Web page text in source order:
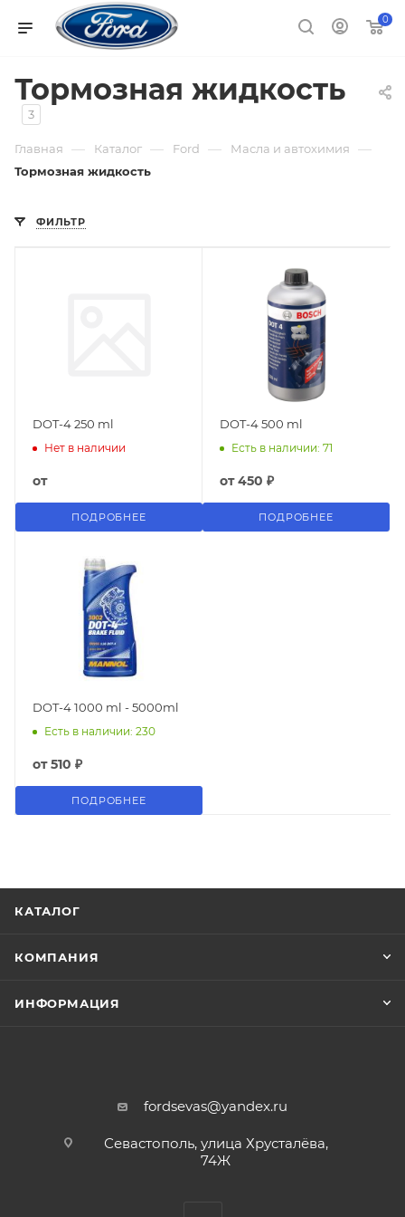
0
Тормозная жидкость
3
Главная — Каталог — Ford — Масла и автохимия —
Тормозная жидкость
ФИЛЬТР
DOT-4 250 ml
Нет в наличии
от
ПОДРОБНЕЕ
DOT-4 500 ml
Есть в наличии: 71
от450 ₽
ПОДРОБНЕЕ
DOT-4 1000 ml - 5000ml
Есть в наличии: 230
от510 ₽
ПОДРОБНЕЕ
КАТАЛОГ
КОМПАНИЯ
ИНФОРМАЦИЯ
fordsevas@yandex.ru
Севастополь, улица Хрусталёва,
74Ж